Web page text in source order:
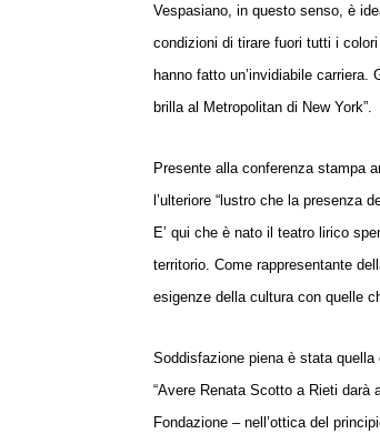
Vespasiano, in questo senso, è
condizioni di tirare fuori tutti i
hanno fatto un’invidiabile
brilla al Metropolitan di New York”.
Presente alla conferenza stampa
l’ulteriore “lustro che la presenza
E’ qui che è nato il teatro lirico
territorio. Come rappresentante
esigenze della cultura con quelle
Soddisfazione piena è stata
“Avere Renata Scotto a Rieti
Fondazione – nell’ottica del